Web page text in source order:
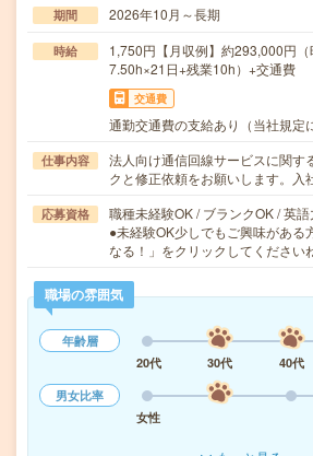
期間 2026年10月～長期
時給
1,750円【月収例】約293,000円
7.50h×21日+残業10h）+交通費
交通費
通勤交通費の支給あり（当社規定
仕事内容
法人向け通信回線サービスに関す
クと修正依頼をお願いします。
応募資格
職種未経験OK / ブランクOK / 英
●未経験OK少しでもご興味があ
なる！」をクリックしてくださ
職場の雰囲気
年齢層
20代
30代 40代
男女比率
女性